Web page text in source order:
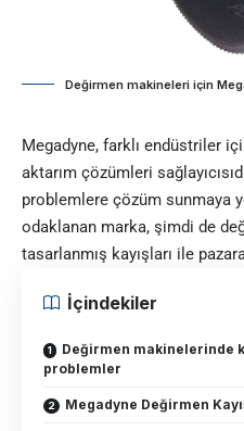
Değirmen makineleri için
Megadyne, farklı endüstriler
aktarım çözümleri
problemlere çözüm sunmaya
odaklanan marka, şimdi de
tasarlanmış kayışları ile
İçindekiler
Değirmen makinelerinde
problemler
Megadyne Değirmen